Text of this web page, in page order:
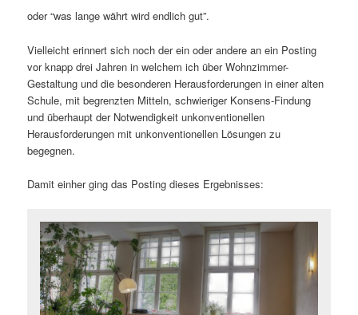
oder “was lange währt wird endlich gut”.
Vielleicht erinnert sich noch der ein oder andere an ein Posting
vor knapp drei Jahren in welchem ich über Wohnzimmer-
Gestaltung und die besonderen Herausforderungen in einer alten
Schule, mit begrenzten Mitteln, schwieriger Konsens-Findung
und überhaupt der Notwendigkeit unkonventionellen
Herausforderungen mit unkonventionellen Lösungen zu
begegnen.
Damit einher ging das Posting dieses Ergebnisses: